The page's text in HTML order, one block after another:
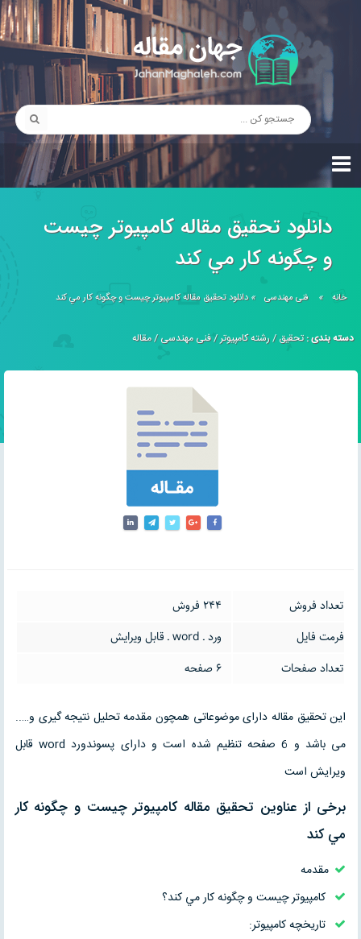
دانلود تحقیق مقاله كامپيوتر چيست
و چگونه كار مي كند
خانه » فنی مهندسی »دانلود تحقیق مقاله كامپيوتر چيست و چگونه كار مي كند
دسته بندی :تحقیق/رشته کامپیوتر/فنی مهندسی/مقاله
تعداد فروش
244 فروش
فرمت فایل
ورد ـ word ـ قابل ویرایش
تعداد صفحات
6 صفحه
این تحقیق مقاله دارای موضوعاتی همچون مقدمه تحلیل نتیجه گیری و…..
می باشد و 6 صفحه تنظیم شده است و دارای پسوندورد word قابل
ویرایش است
برخی از عناوین تحقیق مقاله كامپيوتر چيست و چگونه كار
مي كند
مقدمه
كامپيوتر چيست و چگونه كار مي كند؟
تاریخچه کامپیوتر: